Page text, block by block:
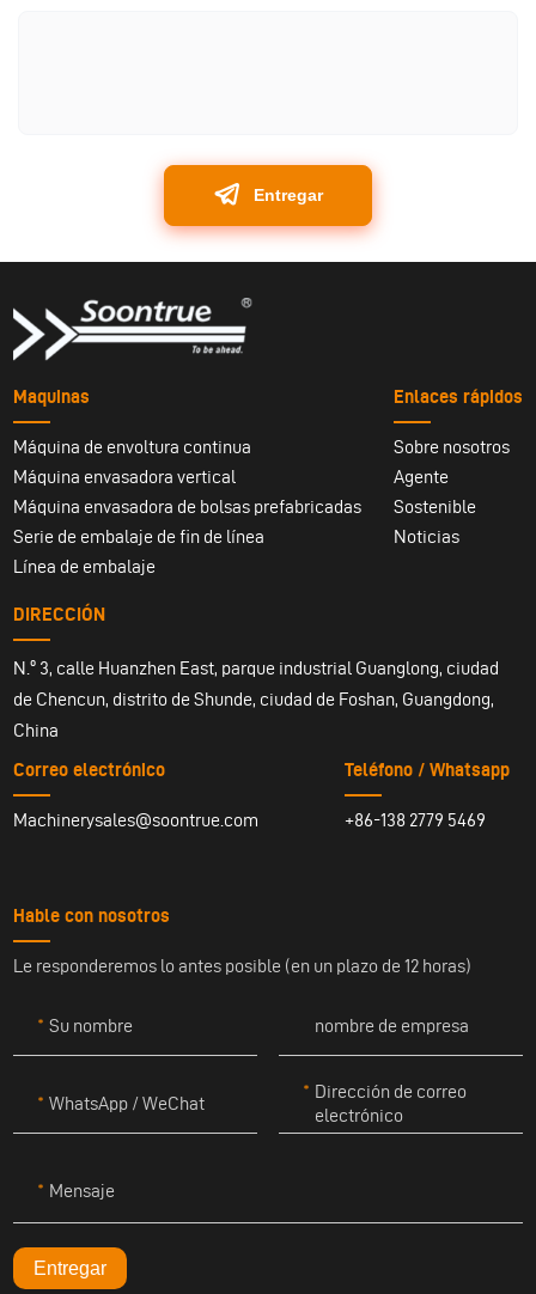
Entregar
Maquinas
Máquina de envoltura continua
Máquina envasadora vertical
Máquina envasadora de bolsas prefabricadas
Serie de embalaje de fin de línea
Línea de embalaje
Enlaces rápidos
Sobre nosotros
Agente
Sostenible
Noticias
DIRECCIÓN
N.º 3, calle Huanzhen East, parque industrial Guanglong, ciudad
de Chencun, distrito de Shunde, ciudad de Foshan, Guangdong,
China
Correo electrónico
Machinerysales@soontrue.com
Teléfono / Whatsapp
+86-138 2779 5469
Hable con nosotros
Le responderemos lo antes posible (en un plazo de 12 horas)
Su nombre nombre de empresa
WhatsApp / WeChat
Dirección de correo
electrónico
Mensaje
Entregar